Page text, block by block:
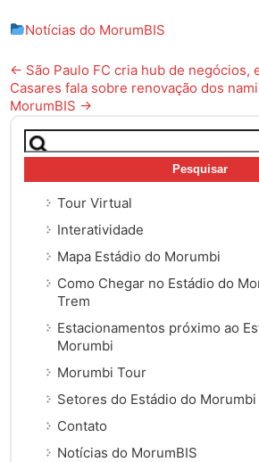
Notícias do MorumBIS
Post
navigation
← São Paulo FC cria hub de negócios,
Casares fala sobre renovação dos
MorumBIS →
Pesquisar
por:
Tour Virtual
Interatividade
Mapa Estádio do Morumbi
Como Chegar no Estádio do
Trem
Estacionamentos próximo ao
Morumbi
Morumbi Tour
Setores do Estádio do Morumbi
Contato
Notícias do MorumBIS